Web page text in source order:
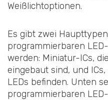
Weißlichtoptionen.
Es gibt zwei
programmierbaren
werden: Miniatur-ICs,
eingebaut sind, und
LEDs befinden. Unten
programmierbaren